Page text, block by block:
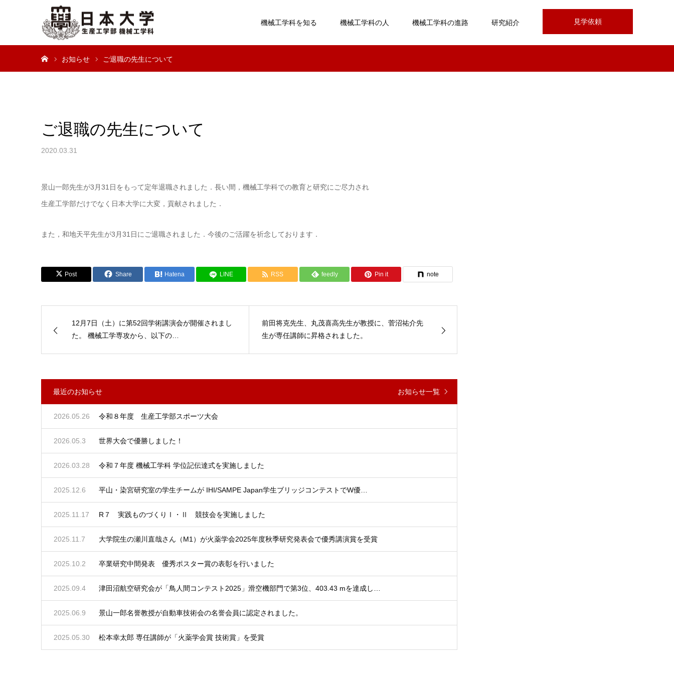
見学依頼
機械工学科を知る 機械工学科の人 機械工学科の進路 研究紹介
お知らせ ご退職の先生について
ご退職の先生について
2020.03.31
景山一郎先生が3月31日をもって定年退職されました．長い間，機械工学科での教育と研究にご尽力され
生産工学部だけでなく日本大学に大変，貢献されました．
また，和地天平先生が3月31日にご退職されました．今後のご活躍を祈念しております．
Post Share Hatena LINE RSS feedly Pin it note
12月7日（土）に第52回学術講演会が開催されまし
た。 機械工学専攻から、以下の…
前田将克先生、丸茂喜高先生が教授に、菅沼祐介先
生が専任講師に昇格されました。
最近のお知らせ お知らせ一覧
令和８年度 生産工学部スポーツ大会
2026.05.26
世界大会で優勝しました！
2026.05.3
令和７年度 機械工学科 学位記伝達式を実施しました
2026.03.28
平山・染宮研究室の学生チームが IHI/SAMPE Japan学生ブリッジコンテストでW優…
2025.12.6
R７ 実践ものづくりⅠ・Ⅱ 競技会を実施しました
2025.11.17
大学院生の瀬川直哉さん（M1）が火薬学会2025年度秋季研究発表会で優秀講演賞を受賞
2025.11.7
卒業研究中間発表 優秀ポスター賞の表彰を行いました
2025.10.2
津田沼航空研究会が「鳥人間コンテスト2025」滑空機部門で第3位、403.43 mを達成し…
2025.09.4
景山一郎名誉教授が自動車技術会の名誉会員に認定されました。
2025.06.9
松本幸太郎 専任講師が「火薬学会賞 技術賞」を受賞
2025.05.30